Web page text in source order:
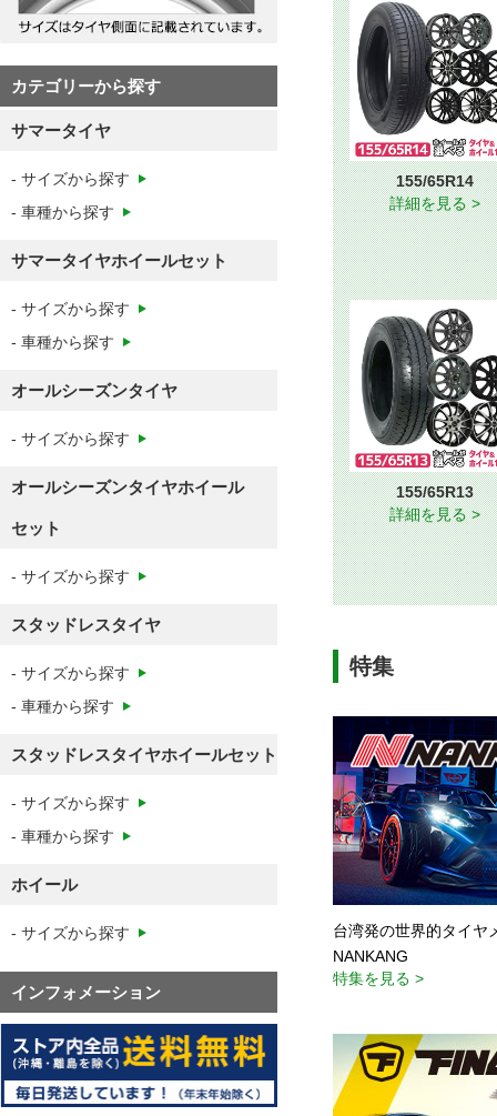
155/65R14
詳細を見る >
155/65R13
詳細を見る >
特集
台湾発の世界的タイヤ
NANKANG
特集を見る >